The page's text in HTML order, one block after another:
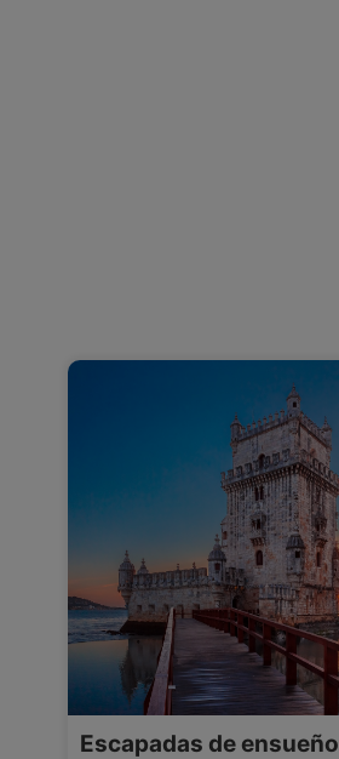
Escapadas de ensueño